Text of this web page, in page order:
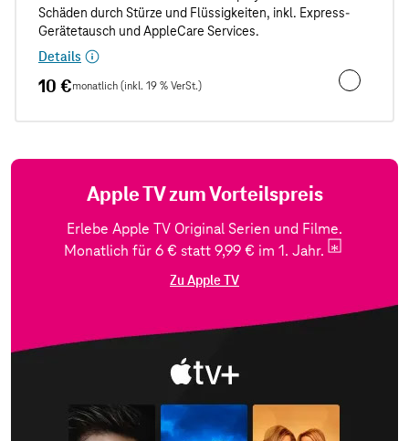
Details
10 €monatlich (inkl. 19 % VerSt.) Unfall- und